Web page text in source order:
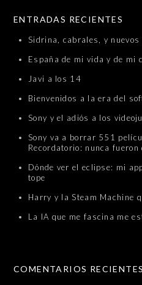
ENTRADAS RECIENTES
Sidrina, cabrales, y nuevos
España de mi vida y de mi
Javi a los 14
Bienvenidos a la era del
Sony y el adiós a los
Sony va a borrar 551
Recordatorio: nunca fueron
Dónde ver el eclipse: mi
tope
Harry y la Steam Machine
La IA que me fascina me
COMENTARIOS RECIENTES